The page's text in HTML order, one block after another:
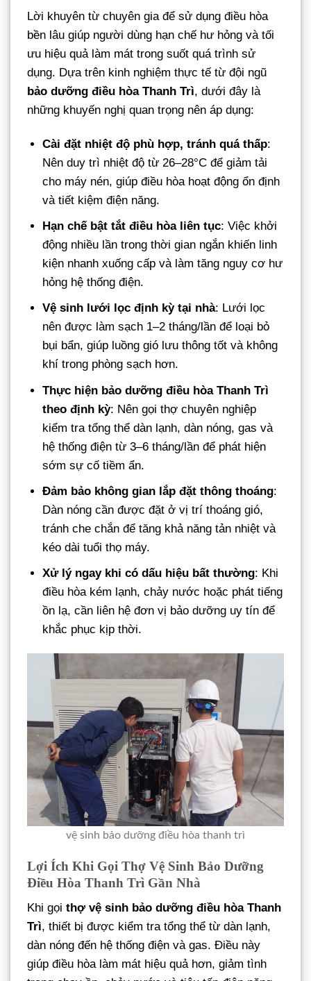
Lời khuyên từ chuyên gia để sử dụng điều hòa
bền lâu giúp người dùng hạn chế hư hỏng và tối
ưu hiệu quả làm mát trong suốt quá trình sử
dụng. Dựa trên kinh nghiệm thực tế từ đội ngũ
bảo dưỡng điều hòa Thanh Trì, dưới đây là
những khuyến nghị quan trọng nên áp dụng:
Cài đặt nhiệt độ phù hợp, tránh quá thấp:
Nên duy trì nhiệt độ từ 26–28°C để giảm tải
cho máy nén, giúp điều hòa hoạt động ổn định
và tiết kiệm điện năng.
Hạn chế bật tắt điều hòa liên tục: Việc khởi
động nhiều lần trong thời gian ngắn khiến linh
kiện nhanh xuống cấp và làm tăng nguy cơ hư
hỏng hệ thống điện.
Vệ sinh lưới lọc định kỳ tại nhà: Lưới lọc
nên được làm sạch 1–2 tháng/lần để loại bỏ
bụi bẩn, giúp luồng gió lưu thông tốt và không
khí trong phòng sạch hơn.
Thực hiện bảo dưỡng điều hòa Thanh Trì
theo định kỳ: Nên gọi thợ chuyên nghiệp
kiểm tra tổng thể dàn lạnh, dàn nóng, gas và
hệ thống điện từ 3–6 tháng/lần để phát hiện
sớm sự cố tiềm ẩn.
Đảm bảo không gian lắp đặt thông thoáng:
Dàn nóng cần được đặt ở vị trí thoáng gió,
tránh che chắn để tăng khả năng tản nhiệt và
kéo dài tuổi thọ máy.
Xử lý ngay khi có dấu hiệu bất thường: Khi
điều hòa kém lạnh, chảy nước hoặc phát tiếng
ồn lạ, cần liên hệ đơn vị bảo dưỡng uy tín để
khắc phục kịp thời.
vệ sinh bảo dưỡng điều hòa thanh trì
Lợi Ích Khi Gọi Thợ Vệ Sinh Bảo Dưỡng
Điều Hòa Thanh Trì Gần Nhà
Khi gọi thợ vệ sinh bảo dưỡng điều hòa Thanh
Trì, thiết bị được kiểm tra tổng thể từ dàn lạnh,
dàn nóng đến hệ thống điện và gas. Điều này
giúp điều hòa làm mát hiệu quả hơn, giảm tình